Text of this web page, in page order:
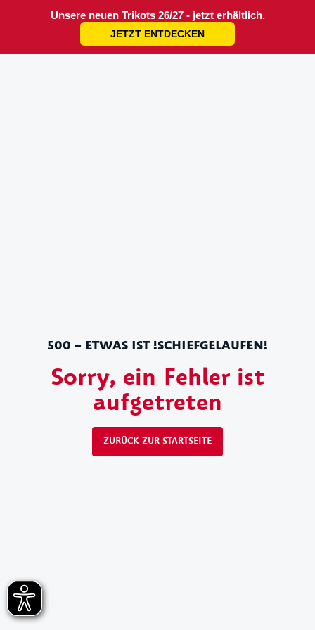
Unsere neuen Trikots 26/27 - jetzt erhältlich.
JETZT ENTDECKEN
500 – ETWAS IST !SCHIEFGELAUFEN!
Sorry, ein Fehler ist
aufgetreten
ZURÜCK ZUR STARTSEITE